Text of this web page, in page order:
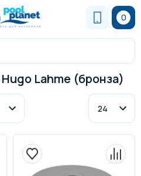
0
Lahme (бронза)